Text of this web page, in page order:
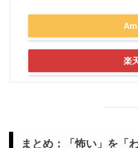
楽
まとめ：「怖い」を「